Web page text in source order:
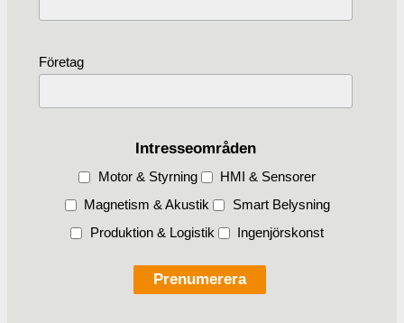
Företag
Intresseområden
Motor & Styrning
HMI & Sensorer
Magnetism & Akustik
Smart Belysning
Produktion & Logistik
Ingenjörskonst